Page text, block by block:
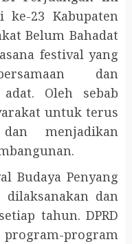
ke-23 Kabupaten
Belum Bahadat
festival yang
dan
Oleh sebab
untuk terus
menjadikan
Budaya Penyang
dan
tahun. DPRD
program